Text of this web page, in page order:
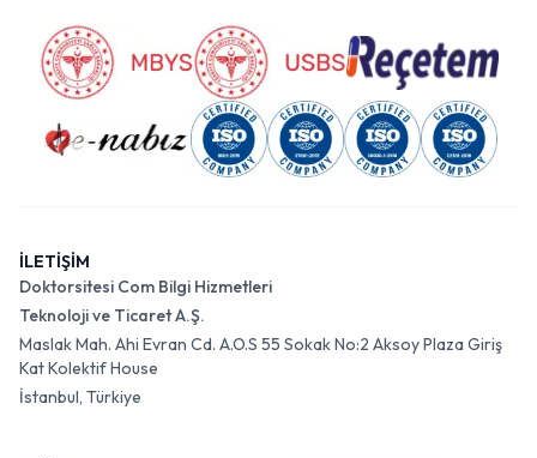
İLETİŞİM
Doktorsitesi Com Bilgi Hizmetleri
Teknoloji ve Ticaret A.Ş.
Maslak Mah. Ahi Evran Cd. A.O.S 55 Sokak No:2 Aksoy Plaza Giriş
Kat Kolektif House
İstanbul, Türkiye